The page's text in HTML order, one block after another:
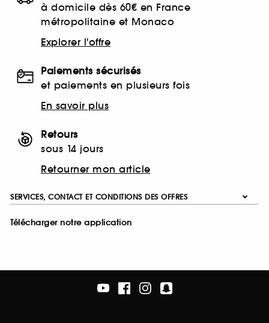
à domicile dès 60€ en France
métropolitaine et Monaco
Explorer l'offre
Paiements sécurisés
et paiements en plusieurs fois
En savoir plus
Retours
sous 14 jours
Retourner mon article
SERVICES, CONTACT ET CONDITIONS DES OFFRES
Télécharger notre application